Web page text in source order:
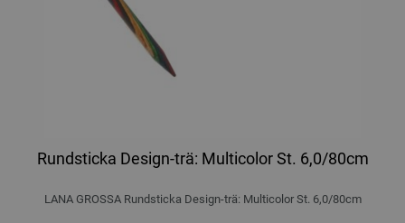
Rundsticka Design-trä: Multicolor St. 6,0/80cm
LANA GROSSA Rundsticka Design-trä: Multicolor St. 6,0/80cm